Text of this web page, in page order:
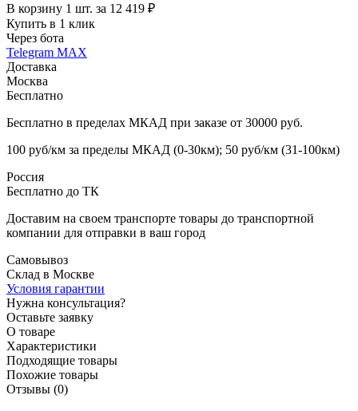
В корзину 1 шт. за 12 419 ₽
Купить в 1 клик
Через бота
Telegram MAX
Доставка
Москва
Бесплатно
Бесплатно в пределах МКАД при заказе от 30000 руб.
100 руб/км за пределы МКАД (0-30км); 50 руб/км (31-100км)
Россия
Бесплатно до ТК
Доставим на своем транспорте товары до транспортной
компании для отправки в ваш город
Самовывоз
Склад в Москве
Условия гарантии
Нужна консультация?
Оставьте заявку
О товаре
Характеристики
Подходящие товары
Похожие товары
Отзывы (0)